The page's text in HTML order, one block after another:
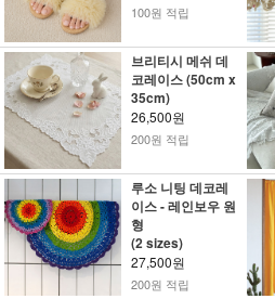
100원 적립
브리티시 메쉬 데
코레이스 (50cm x
35cm)
26,500원
200원 적립
루소 니팅 데코레
이스 - 레인보우 원
형
(2 sizes)
27,500원
200원 적립